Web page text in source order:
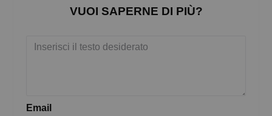
VUOI SAPERNE DI PIÙ?
Email